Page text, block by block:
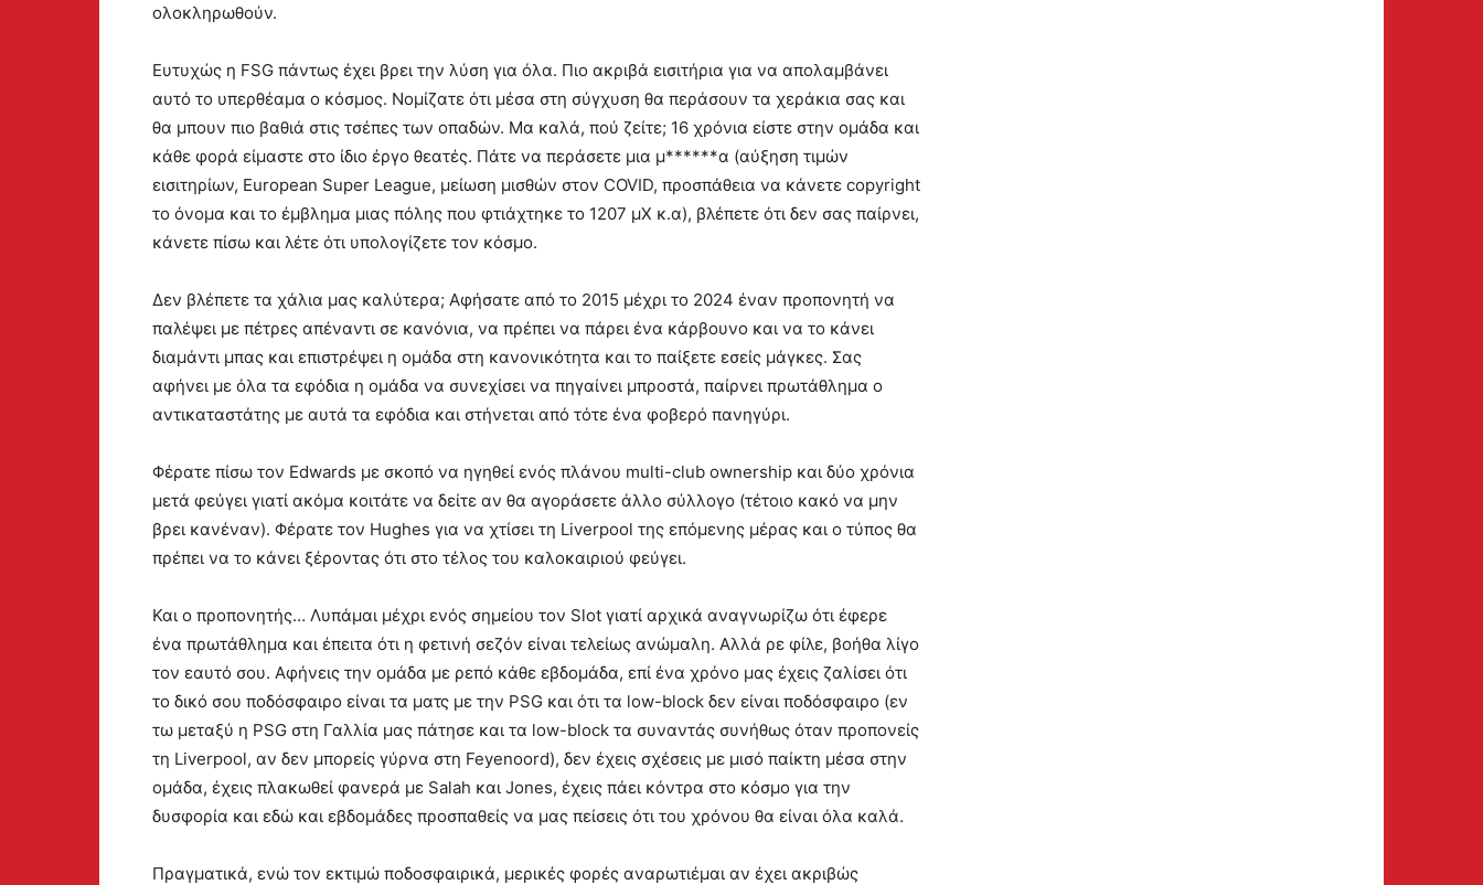
ολοκληρωθούν.
Ευτυχώς η FSG πάντως έχει βρει την λύση για όλα. Πιο ακριβά εισιτήρια για να απολαμβάνει
αυτό το υπερθέαμα ο κόσμος. Νομίζατε ότι μέσα στη σύγχυση θα περάσουν τα χεράκια σας και
θα μπουν πιο βαθιά στις τσέπες των οπαδών. Μα καλά, πού ζείτε; 16 χρόνια είστε στην ομάδα και
κάθε φορά είμαστε στο ίδιο έργο θεατές. Πάτε να περάσετε μια μ******α (αύξηση τιμών
εισιτηρίων, European Super League, μείωση μισθών στον COVID, προσπάθεια να κάνετε copyright
το όνομα και το έμβλημα μιας πόλης που φτιάχτηκε το 1207 μΧ κ.α), βλέπετε ότι δεν σας παίρνει,
κάνετε πίσω και λέτε ότι υπολογίζετε τον κόσμο.
Δεν βλέπετε τα χάλια μας καλύτερα; Αφήσατε από το 2015 μέχρι το 2024 έναν προπονητή να
παλέψει με πέτρες απέναντι σε κανόνια, να πρέπει να πάρει ένα κάρβουνο και να το κάνει
διαμάντι μπας και επιστρέψει η ομάδα στη κανονικότητα και το παίξετε εσείς μάγκες. Σας
αφήνει με όλα τα εφόδια η ομάδα να συνεχίσει να πηγαίνει μπροστά, παίρνει πρωτάθλημα ο
αντικαταστάτης με αυτά τα εφόδια και στήνεται από τότε ένα φοβερό πανηγύρι.
Φέρατε πίσω τον Edwards με σκοπό να ηγηθεί ενός πλάνου multi-club ownership και δύο χρόνια
μετά φεύγει γιατί ακόμα κοιτάτε να δείτε αν θα αγοράσετε άλλο σύλλογο (τέτοιο κακό να μην
βρει κανέναν). Φέρατε τον Hughes για να χτίσει τη Liverpool της επόμενης μέρας και ο τύπος θα
πρέπει να το κάνει ξέροντας ότι στο τέλος του καλοκαιριού φεύγει.
Και ο προπονητής… Λυπάμαι μέχρι ενός σημείου τον Slot γιατί αρχικά αναγνωρίζω ότι έφερε
ένα πρωτάθλημα και έπειτα ότι η φετινή σεζόν είναι τελείως ανώμαλη. Αλλά ρε φίλε, βοήθα λίγο
τον εαυτό σου. Αφήνεις την ομάδα με ρεπό κάθε εβδομάδα, επί ένα χρόνο μας έχεις ζαλίσει ότι
το δικό σου ποδόσφαιρο είναι τα ματς με την PSG και ότι τα low-block δεν είναι ποδόσφαιρο (εν
τω μεταξύ η PSG στη Γαλλία μας πάτησε και τα low-block τα συναντάς συνήθως όταν προπονείς
τη Liverpool, αν δεν μπορείς γύρνα στη Feyenoord), δεν έχεις σχέσεις με μισό παίκτη μέσα στην
ομάδα, έχεις πλακωθεί φανερά με Salah και Jones, έχεις πάει κόντρα στο κόσμο για την
δυσφορία και εδώ και εβδομάδες προσπαθείς να μας πείσεις ότι του χρόνου θα είναι όλα καλά.
Πραγματικά, ενώ τον εκτιμώ ποδοσφαιρικά, μερικές φορές αναρωτιέμαι αν έχει ακριβώς